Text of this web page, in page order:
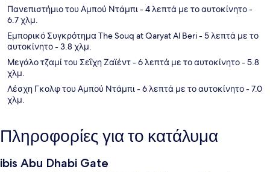
Πανεπιστήμιο του Αμπού Ντάμπι- 4 λεπτά με το αυτοκίνητο-
6.7 χλμ.
Εμπορικό Συγκρότημα The Souq at Qaryat Al Beri- 5 λεπτά με το
αυτοκίνητο- 3.8 χλμ.
Μεγάλο τζαμί του Σεΐχη Ζαϊέντ- 6 λεπτά με το αυτοκίνητο- 5.8
χλμ.
Λέσχη Γκολφ του Αμπού Ντάμπι- 6 λεπτά με το αυτοκίνητο- 7.0
χλμ.
Πληροφορίες για το κατάλυμα
ibis Abu Dhabi Gate